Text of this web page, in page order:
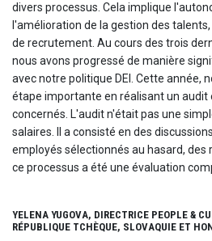
divers processus. Cela implique
l'amélioration de la gestion des
de recrutement. Au cours des trois
nous avons progressé de manière
avec notre politique DEI. Cette année,
étape importante en réalisant un audit
concernés. L'audit n'était pas une
salaires. Il a consisté en des
employés sélectionnés au hasard, des
ce processus a été une évaluation
YELENA YUGOVA, DIRECTRICE PEOPLE &
RÉPUBLIQUE TCHÈQUE, SLOVAQUIE ET